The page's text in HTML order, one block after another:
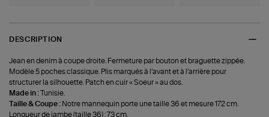
DESCRIPTION
Jean en denim à coupe droite. Fermeture par bouton et braguette zippée.
Modèle 5 poches classique. Plis marqués à l’avant et à l’arrière pour
structurer la silhouette. Patch en cuir « Soeur » au dos.
Made in :
Tunisie.
Taille & Coupe : Notre mannequin porte une taille 36 et mesure 172 cm.
Longueur de jambe (taille 36) : 73 cm.